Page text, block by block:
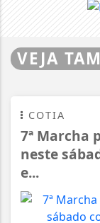
VEJA
COTIA
7ª Marcha
neste
e...